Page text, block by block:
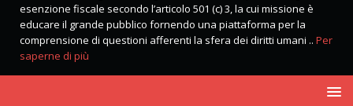
esenzione fiscale secondo l’articolo 501 (c) 3, la cui missione è
educare il grande pubblico fornendo una piattaforma per la
comprensione di questioni afferenti la sfera dei diritti umani .. Per
saperne di più